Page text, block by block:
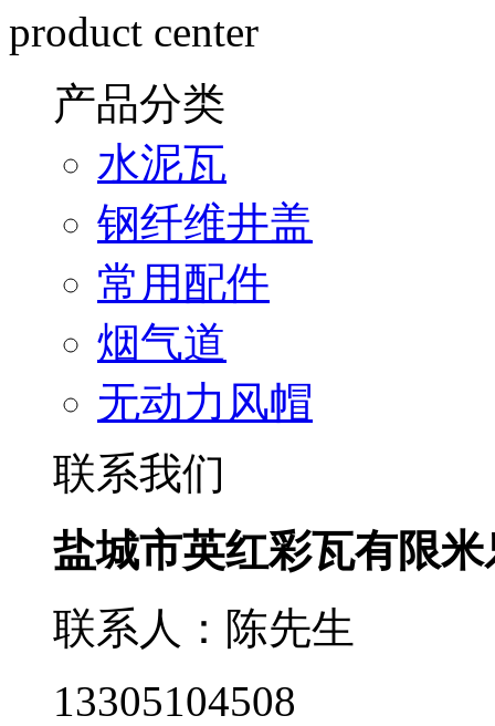
product center
产品分类
水泥瓦
钢纤维井盖
常用配件
烟气道
无动力风帽
联系我们
盐城市英红彩瓦有限
联系人：陈先生
13305104508